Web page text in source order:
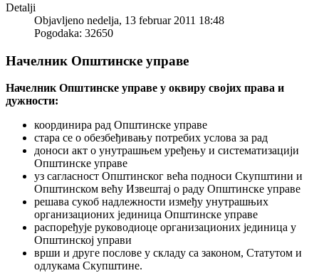
Detalji
Objavljeno nedelja, 13 februar 2011 18:48
Pogodaka: 32650
Начелник Општинске управе
Начелник Општинске управе у оквиру својих прaва и
дужности:
координира рад Општинске управе
стара се о обезбеђивању потребих услова за рад
доноси акт о унутрашњем уређењу и систематизацији
Општинске управе
уз сагласност Општинског већа подноси Скупштини и
Општинском већу Извештај о раду Општинске управе
решава сукоб надлежности између унутрашњих
организационих јединица Општинске управе
распоређује руководиоце организационих јединица у
Општинској управи
врши и друге послове у складу са законом, Статутом и
одлукама Скупштине.